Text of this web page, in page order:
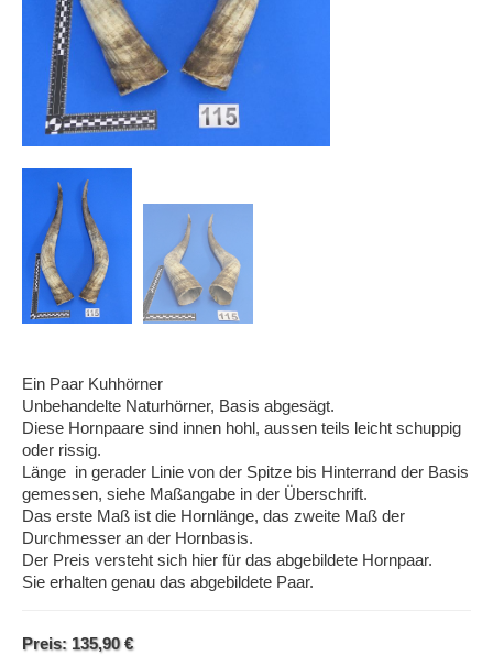
Ein Paar Kuhhörner
Unbehandelte Naturhörner, Basis abgesägt.
Diese Hornpaare sind innen hohl, aussen teils leicht schuppig
oder rissig.
Länge in gerader Linie von der Spitze bis Hinterrand der Basis
gemessen, siehe Maßangabe in der Überschrift.
Das erste Maß ist die Hornlänge, das zweite Maß der
Durchmesser an der Hornbasis.
Der Preis versteht sich hier für das abgebildete Hornpaar.
Sie erhalten genau das abgebildete Paar.
Preis: 135,90 €